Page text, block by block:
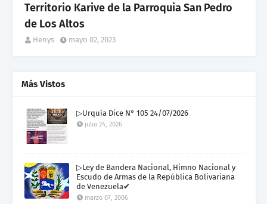
Territorio Karive de la Parroquia San Pedro
de Los Altos
Henys mayo 02, 2023
Más Vistos
▷Urquía Dice N° 105 24/07/2026
julio 24, 2026
▷Ley de Bandera Nacional, Himno Nacional y
Escudo de Armas de la República Bolivariana
de Venezuela✔
marzo 07, 2006